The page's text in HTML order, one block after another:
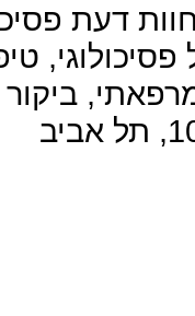
דעת
ביקור